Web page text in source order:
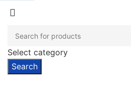
Select category
Search